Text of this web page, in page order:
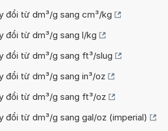
đổi từ dm³/g sang cm³/kg
đổi từ dm³/g sang l/kg
đổi từ dm³/g sang ft³/slug
đổi từ dm³/g sang in³/oz
đổi từ dm³/g sang ft³/oz
đổi từ dm³/g sang gal/oz (imperial)